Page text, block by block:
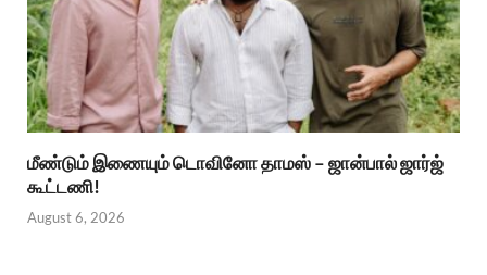
மீண்டும் இணையும் டொவினோ தாமஸ் – ஜான்பால் ஜார்ஜ்
கூட்டணி!
August 6, 2026